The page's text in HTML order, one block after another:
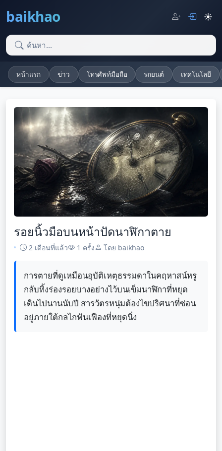
baikhao ☀️
หน้าแรก ข่าว โทรศัพท์มือถือ รถยนต์ เทคโนโลยี
รอยนิ้วมือบนหน้าปัดนาฬิกาตาย
2 เดือนที่แล้ว 1 ครั้ง โดย baikhao
การตายที่ดูเหมือนอุบัติเหตุธรรมดาในคฤหาสน์หรู
กลับทิ้งร่องรอยบางอย่างไว้บนเข็มนาฬิกาที่หยุด
เดินไปนานนับปี สารวัตรหนุ่มต้องไขปริศนาที่ซ่อน
อยู่ภายใต้กลไกฟันเฟืองที่หยุดนิ่ง